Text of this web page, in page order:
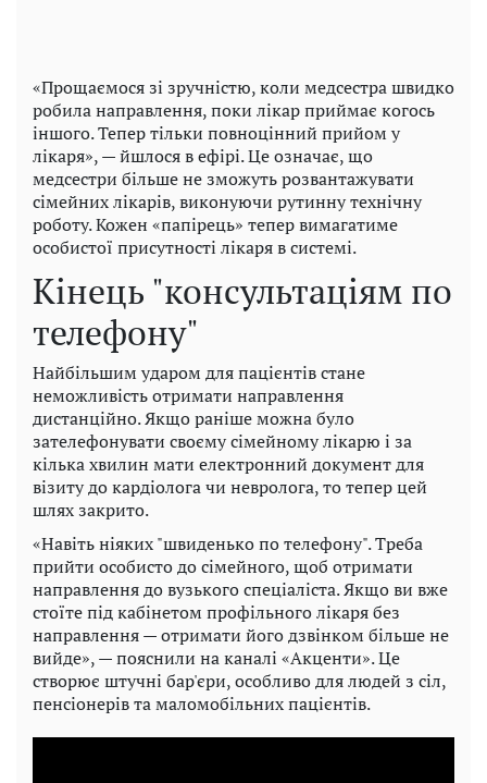
«Прощаємося зі зручністю, коли медсестра швидко
робила направлення, поки лікар приймає когось
іншого. Тепер тільки повноцінний прийом у
лікаря», — йшлося в ефірі. Це означає, що
медсестри більше не зможуть розвантажувати
сімейних лікарів, виконуючи рутинну технічну
роботу. Кожен «папірець» тепер вимагатиме
особистої присутності лікаря в системі.
Кінець "консультаціям по
телефону"
Найбільшим ударом для пацієнтів стане
неможливість отримати направлення
дистанційно. Якщо раніше можна було
зателефонувати своєму сімейному лікарю і за
кілька хвилин мати електронний документ для
візиту до кардіолога чи невролога, то тепер цей
шлях закрито.
«Навіть ніяких "швиденько по телефону". Треба
прийти особисто до сімейного, щоб отримати
направлення до вузького спеціаліста. Якщо ви вже
стоїте під кабінетом профільного лікаря без
направлення — отримати його дзвінком більше не
вийде», — пояснили на каналі «Акценти». Це
створює штучні бар'єри, особливо для людей з сіл,
пенсіонерів та маломобільних пацієнтів.